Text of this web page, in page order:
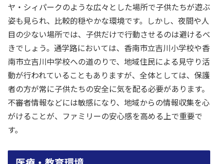
ヤ・シィパークのような広々とした場所で子供たちが遊ぶ
姿も見られ、比較的穏やかな環境です。しかし、夜間や人
目の少ない場所では、子供だけで行動させるのは避けるべ
きでしょう。通学路においては、香南市立吉川小学校や香
南市立吉川中学校への道のりで、地域住民による見守り活
動が行われていることもありますが、全体としては、保護
者の方が常に子供たちの安全に気を配る必要があります。
不審者情報などには敏感になり、地域からの情報収集を心
がけることが、ファミリーの安心感を高める上で重要で
す。